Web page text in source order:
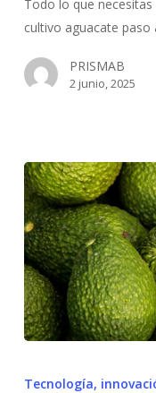
Desde
la
hasta
Todo lo que
cultivo aguacate paso
PRISMAB
2 junio, 2025
Tecnología,